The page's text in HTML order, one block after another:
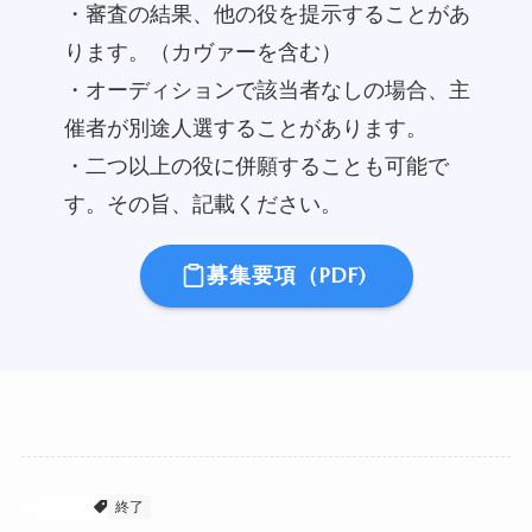
・審査の結果、他の役を提示することがあ
ります。（カヴァーを含む）
・オーディションで該当者なしの場合、主
催者が別途人選することがあります。
・二つ以上の役に併願することも可能で
す。その旨、記載ください。
募集要項（PDF)
終了